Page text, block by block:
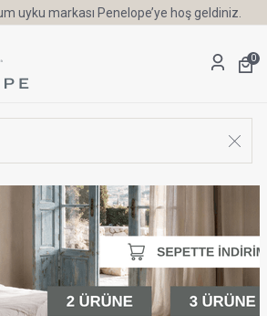
uyku markası Penelope’ye hoş geldiniz.
0